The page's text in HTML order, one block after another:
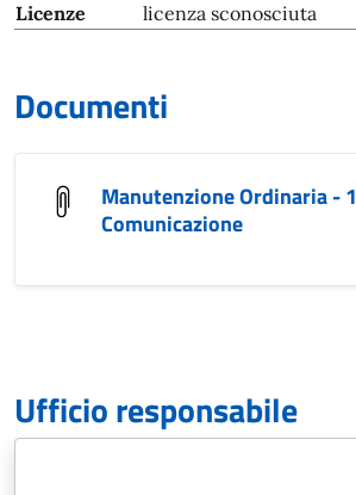
Licenze licenza sconosciuta
Documenti
Manutenzione Ordinaria - 1
Comunicazione
Ufficio responsabile